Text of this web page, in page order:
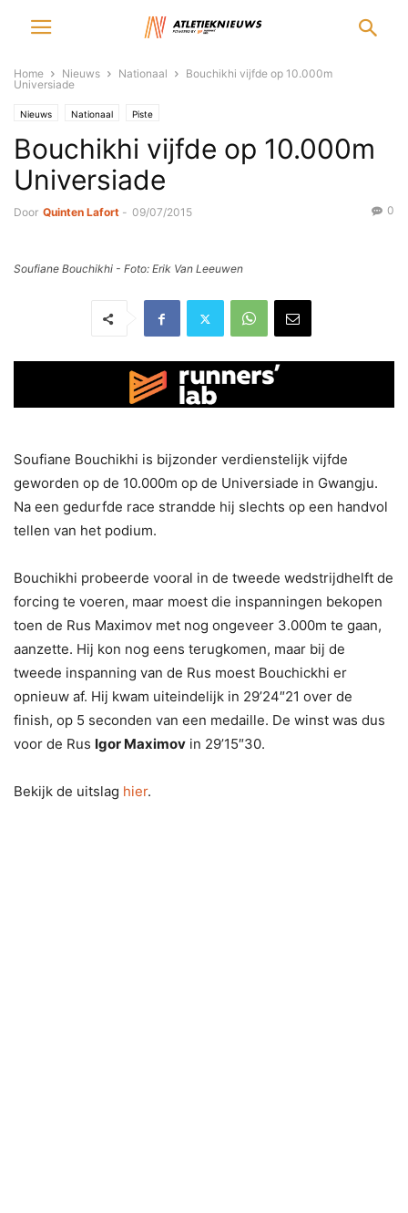
Home Nieuws Nationaal
Bouchikhi vijfde op 10.000m
Universiade
Nieuws Nationaal Piste
Bouchikhi vijfde op 10.000m
Universiade
Door Quinten Lafort - 09/07/2015 0
Soufiane Bouchikhi - Foto: Erik Van Leeuwen
Soufiane Bouchikhi is bijzonder verdienstelijk vijfde
geworden op de 10.000m op de Universiade in Gwangju.
Na een gedurfde race strandde hij slechts op een handvol
tellen van het podium.
Bouchikhi probeerde vooral in de tweede wedstrijdhelft de
forcing te voeren, maar moest die inspanningen bekopen
toen de Rus Maximov met nog ongeveer 3.000m te gaan,
aanzette. Hij kon nog eens terugkomen, maar bij de
tweede inspanning van de Rus moest Bouchickhi er
opnieuw af. Hij kwam uiteindelijk in 29’24″21 over de
finish, op 5 seconden van een medaille. De winst was dus
voor de Rus Igor Maximov in 29’15″30.
Bekijk de uitslag hier.